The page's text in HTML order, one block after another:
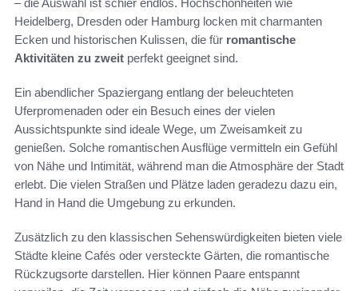
Heidelberg, Dresden oder Hamburg locken mit charmanten
Ecken und historischen Kulissen, die für romantische
Aktivitäten zu zweit perfekt geeignet sind.
Ein abendlicher Spaziergang entlang der beleuchteten
Uferpromenaden oder ein Besuch eines der vielen
Aussichtspunkte sind ideale Wege, um Zweisamkeit zu
genießen. Solche romantischen Ausflüge vermitteln ein Gefühl
von Nähe und Intimität, während man die Atmosphäre der Stadt
erlebt. Die vielen Straßen und Plätze laden geradezu dazu ein,
Hand in Hand die Umgebung zu erkunden.
Zusätzlich zu den klassischen Sehenswürdigkeiten bieten viele
Städte kleine Cafés oder versteckte Gärten, die romantische
Rückzugsorte darstellen. Hier können Paare entspannt